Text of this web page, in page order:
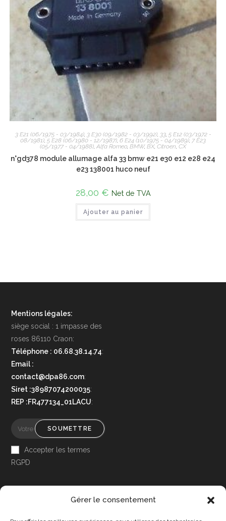
Gérer le consentement
3 E21 (06/1975 - 03/1984), 3 E30 (09/1982 - 03/1992), 33, 5 E12 (03/1972 -
08/1981) 5 E28 (06/1980 - 12/1987) 6 E24 (10/1975 - 04/1989) 7 E23
(05/1977 - 04/1988) Alfa Romeo, BMW, BX, Citroen CX
n°gd378 module allumage alfa 33 bmw e21 e30 e12 e28 e24
e23 138001 huco neuf
28,00 € Net de TVA
Ajouter au panier
Mentions légales:
siège social : 1 impasse des
roses 86110 Craon:
Téléphone : 06.68.38.14.74:
Email :
contact@dpa86.com:
Siret :38987074200035:
REP :FR477134_01LACU:
SOUMETTRE
Accepter les termes
RGPD